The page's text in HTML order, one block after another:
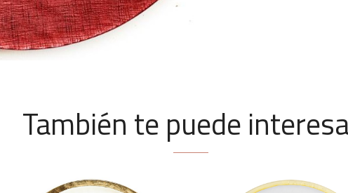
También te puede